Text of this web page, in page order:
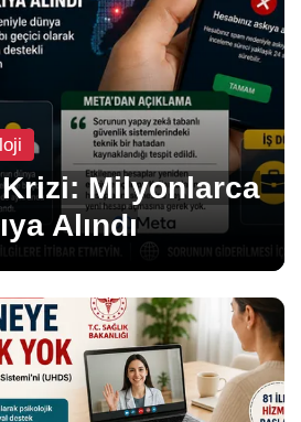
Milyonlarca
Alındı